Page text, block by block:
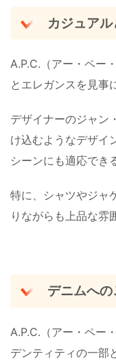
カジュア
A.P.C.（アー・ペー
とエレガンスを見事
デザイナーのジャン
け込むようなデザイ
シーンにも適応でき
特に、シャツやジャ
りながらも上品な雰
デニムへの
A.P.C.（アー・ペー
デンティティの一部